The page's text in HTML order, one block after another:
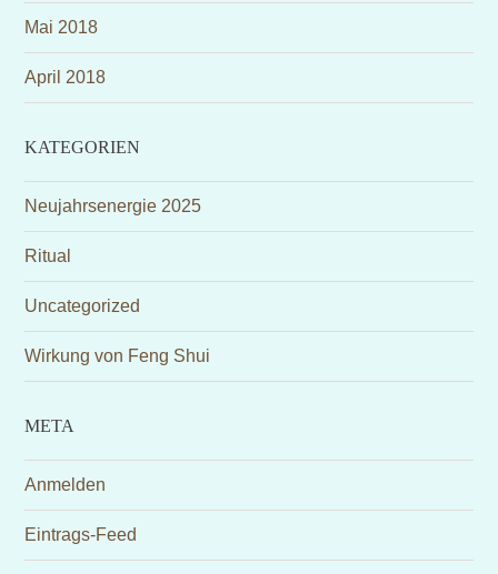
Mai 2018
April 2018
KATEGORIEN
Neujahrsenergie 2025
Ritual
Uncategorized
Wirkung von Feng Shui
META
Anmelden
Eintrags-Feed